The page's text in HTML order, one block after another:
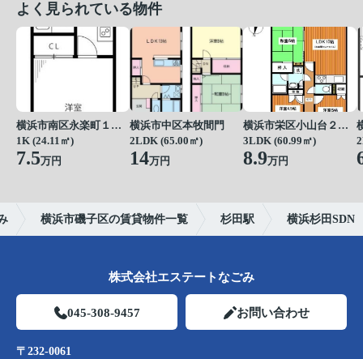
よく見られている物件
横浜市南区永楽町１丁目
1K (24.11㎡)
7.5万円
横浜市中区本牧間門
2LDK (65.00㎡)
14万円
横浜市栄区小山台２丁目
3LDK (60.99㎡)
8.9万円
横浜市磯子区の賃貸物件一覧 杉田駅 横浜杉田SDN
株式会社エステートなごみ
045-308-9457 お問い合わせ
〒232-0061